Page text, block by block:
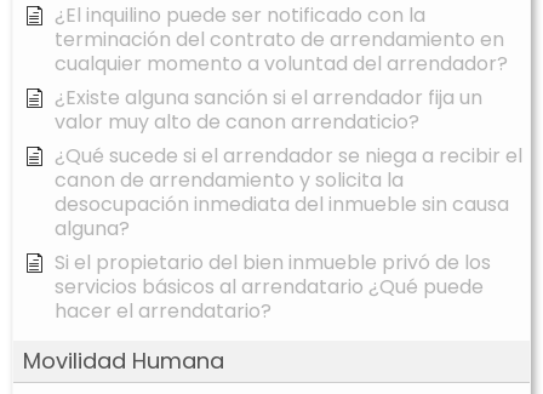
¿El inquilino puede ser notificado con la
terminación del contrato de arrendamiento en
cualquier momento a voluntad del arrendador?
¿Existe alguna sanción si el arrendador fija un
valor muy alto de canon arrendaticio?
¿Qué sucede si el arrendador se niega a recibir el
canon de arrendamiento y solicita la
desocupación inmediata del inmueble sin causa
alguna?
Si el propietario del bien inmueble privó de los
servicios básicos al arrendatario ¿Qué puede
hacer el arrendatario?
Movilidad Humana